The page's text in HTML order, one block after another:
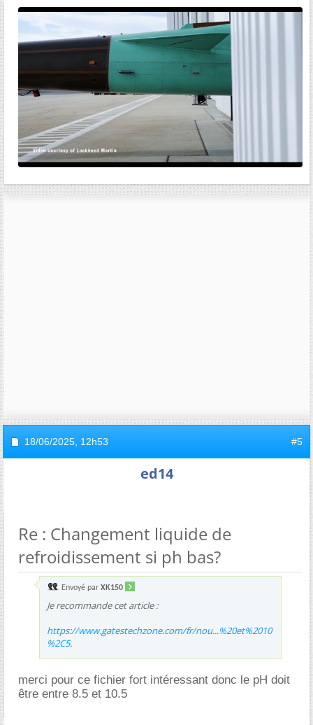
18/06/2025, 12h53 #5
ed14
Re : Changement liquide de
refroidissement si ph bas?
Envoyé par XK150
Je recommande cet article :
https://www.gatestechzone.com/fr/nou...%20et%2010
%2C5.
merci pour ce fichier fort intéressant donc le pH doit
être entre 8.5 et 10.5